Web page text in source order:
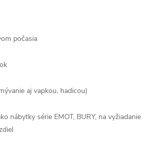
počasia
aj vapkou, hadicou)
nábytky série EMOT, BURY, na vyžiadanie